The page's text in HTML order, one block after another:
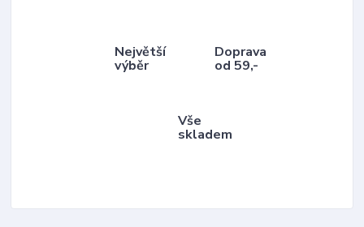
Největší
výběr
Doprava
od 59,-
Vše
skladem